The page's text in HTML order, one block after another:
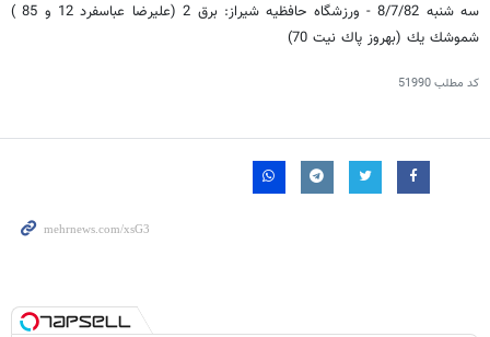
سه شنبه 8/7/82 - ورزشگاه حافظيه شيراز: برق 2 (عليرضا عباسفرد 12 و 85 )
شموشك يك (بهروز پاك نيت 70)
کد مطلب51990